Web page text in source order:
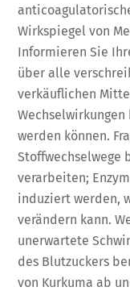
Wirkspiegel von
Informieren Sie
über alle
verkäuflichen
werden können.
Stoffwechselwege
verarbeiten;
induziert werden,
verändern kann.
unerwartete
des Blutzuckers
von Kurkuma ab